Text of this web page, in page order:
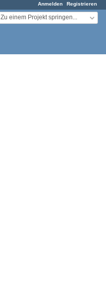
Anmelden Registrieren
Zu einem Projekt springen...